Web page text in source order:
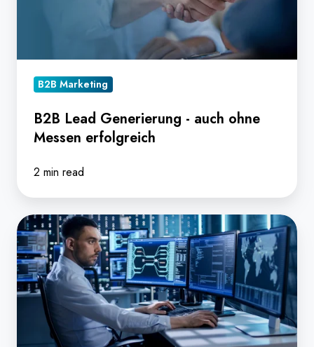
erfolgreich
B2B Marketing
B2B Lead Generierung - auch ohne
Messen erfolgreich
2 min read
Interview:
Rainer
Braun
zu
den
Herausforderungen